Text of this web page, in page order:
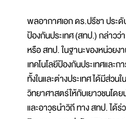
พลอากาศเอก ดร.ปรีชา ประ
ป้องกันประเทศ (สทป.) กล่าวว่
หรือ สทป. ในฐานะของหน่วย
เทคโนโลยีป้องกันประเทศและ
ทั้งในและต่างประเทศ ได้มีส่วน
วิทยาศาสตร์ให้กับเยาวชนโด
และอาวุธนำวิถี ทาง สทป. ได้